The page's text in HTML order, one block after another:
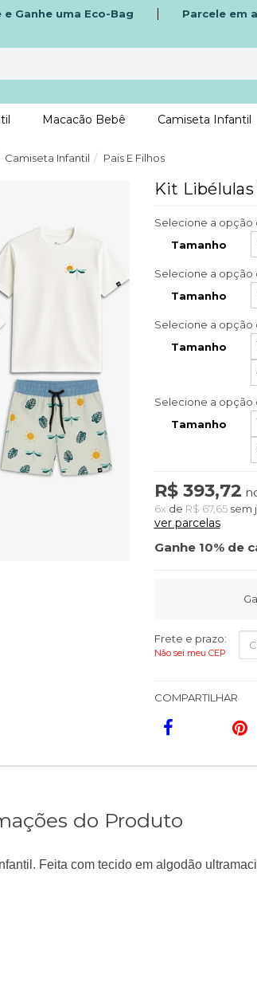
e Ganhe uma Eco-Bag Parcele em
Macacão Bebê Camiseta Infantil
Camiseta Infantil Pais E Filhos
Kit
Selecione a opção
Tamanho
Selecione a opção
Tamanho
Selecione a opção
Tamanho
Selecione a opção
Tamanho
R$ 393,72
6x de R$ 67,65sem
ver parcelas
Ganhe 10% de
Frete e prazo:
Não sei meu CEP
COMPARTILHAR
do Produto
Feita com tecido em algodão